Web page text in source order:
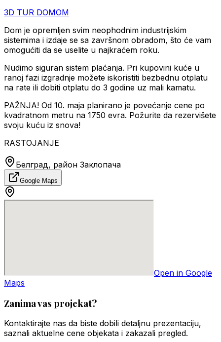
3D TUR DOMOM
Dom je opremljen svim neophodnim industrijskim
sistemima i izdaje se sa završnom obradom, što će vam
omogućiti da se uselite u najkraćem roku.
Nudimo siguran sistem plaćanja. Pri kupovini kuće u
ranoj fazi izgradnje možete iskoristiti bezbednu otplatu
na rate ili dobiti otplatu do 3 godine uz mali kamatu.
PAŽNJA! Od 10. maja planirano je povećanje cene po
kvadratnom metru na 1750 evra. Požurite da rezervišete
svoju kuću iz snova!
RASTOJANJE
Белград, район Заклопача
Google Maps
Open in Google
Maps
Zanima vas projekat?
Kontaktirajte nas da biste dobili detaljnu prezentaciju,
saznali aktuelne cene objekata i zakazali pregled.